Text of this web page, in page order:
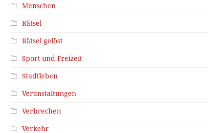
Menschen
Rätsel
Rätsel gelöst
Sport und Freizeit
Stadtleben
Veranstaltungen
Verbrechen
Verkehr